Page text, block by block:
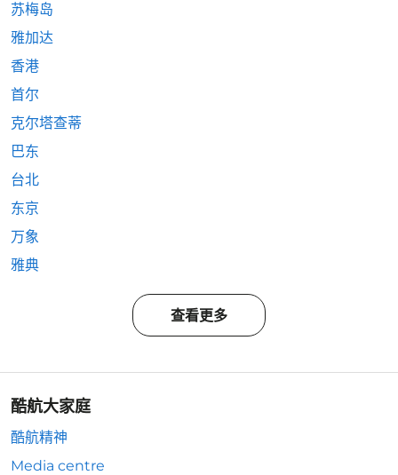
苏梅岛
雅加达
香港
首尔
克尔塔查蒂
巴东
台北
东京
万象
雅典
查看更多
酷航大家庭
酷航精神
Media centre